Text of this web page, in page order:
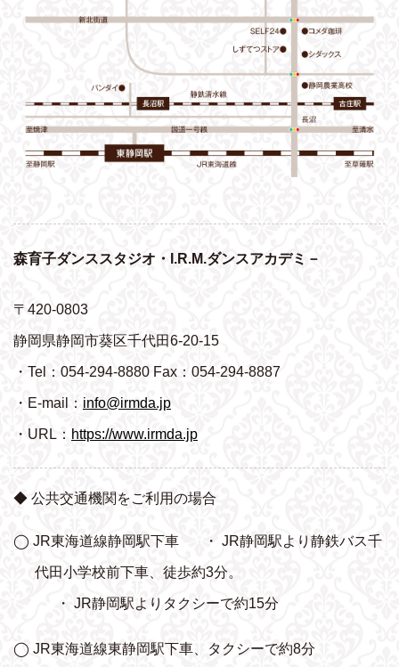
森育子ダンススタジオ・I.R.M.ダンスアカデミ－
〒420-0803
静岡県静岡市葵区千代田6-20-15
・Tel：054-294-8880 Fax：054-294-8887
・E-mail： info@irmda.jp
・URL： https://www.irmda.jp
◆ 公共交通機関をご利用の場合
◯ JR東海道線静岡駅下車 ・ JR静岡駅より静鉄バス千
代田小学校前下車、 徒歩約3分。
・ JR静岡駅よりタクシーで約15分
◯ JR東海道線東静岡駅下車、タクシーで約8分